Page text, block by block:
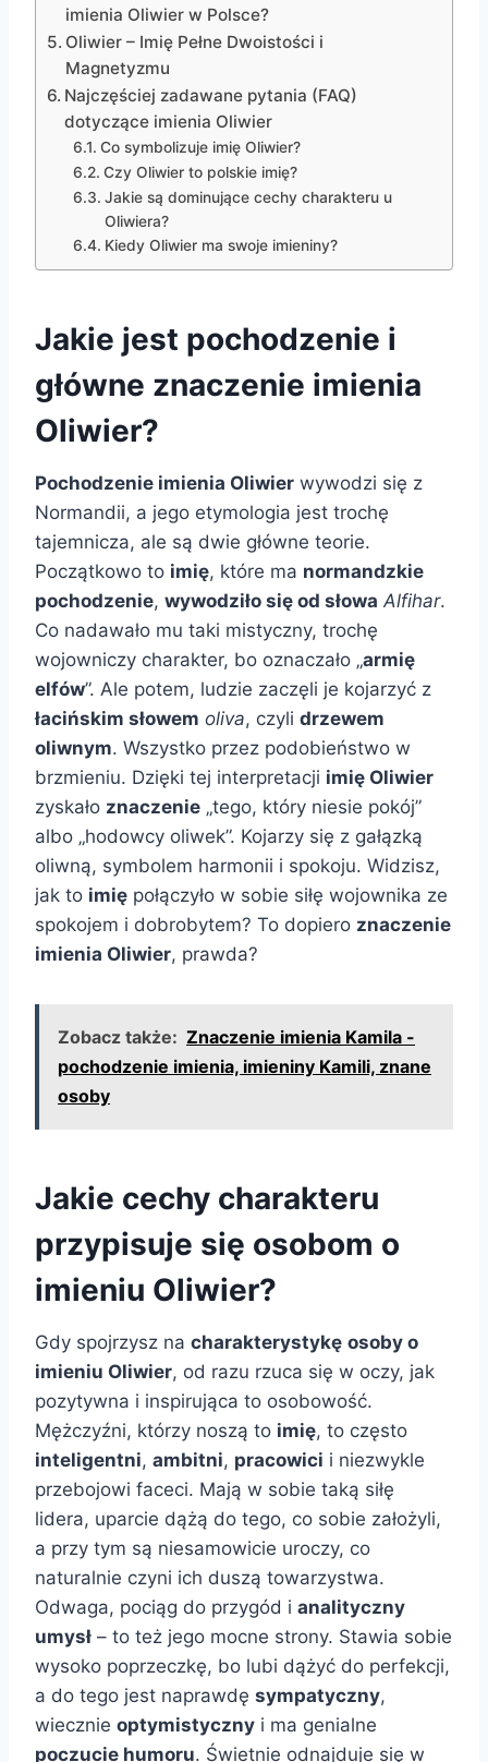
imienia Oliwier w Polsce?
Oliwier – Imię Pełne Dwoistości i
Magnetyzmu
Najczęściej zadawane pytania (FAQ)
dotyczące imienia Oliwier
Co symbolizuje imię Oliwier?
Czy Oliwier to polskie imię?
Jakie są dominujące cechy charakteru u
Oliwiera?
Kiedy Oliwier ma swoje imieniny?
Jakie jest pochodzenie i
główne znaczenie imienia
Oliwier?
Pochodzenie imienia Oliwier wywodzi się z
Normandii, a jego etymologia jest trochę
tajemnicza, ale są dwie główne teorie.
Początkowo to imię, które ma normandzkie
pochodzenie, wywodziło się od słowa Alfihar.
Co nadawało mu taki mistyczny, trochę
wojowniczy charakter, bo oznaczało „armię
elfów”. Ale potem, ludzie zaczęli je kojarzyć z
łacińskim słowem oliva, czyli drzewem
oliwnym. Wszystko przez podobieństwo w
brzmieniu. Dzięki tej interpretacji imię Oliwier
zyskało znaczenie „tego, który niesie pokój”
albo „hodowcy oliwek”. Kojarzy się z gałązką
oliwną, symbolem harmonii i spokoju. Widzisz,
jak to imię połączyło w sobie siłę wojownika ze
spokojem i dobrobytem? To dopiero znaczenie
imienia Oliwier, prawda?
Zobacz także: Znaczenie imienia Kamila -
pochodzenie imienia, imieniny Kamili, znane
osoby
Jakie cechy charakteru
przypisuje się osobom o
imieniu Oliwier?
Gdy spojrzysz na charakterystykę osoby o
imieniu Oliwier, od razu rzuca się w oczy, jak
pozytywna i inspirująca to osobowość.
Mężczyźni, którzy noszą to imię, to często
inteligentni, ambitni, pracowici i niezwykle
przebojowi faceci. Mają w sobie taką siłę
lidera, uparcie dążą do tego, co sobie założyli,
a przy tym są niesamowicie uroczy, co
naturalnie czyni ich duszą towarzystwa.
Odwaga, pociąg do przygód i analityczny
umysł – to też jego mocne strony. Stawia sobie
wysoko poprzeczkę, bo lubi dążyć do perfekcji,
a do tego jest naprawdę sympatyczny,
wiecznie optymistyczny i ma genialne
poczucie humoru. Świetnie odnajduje się w